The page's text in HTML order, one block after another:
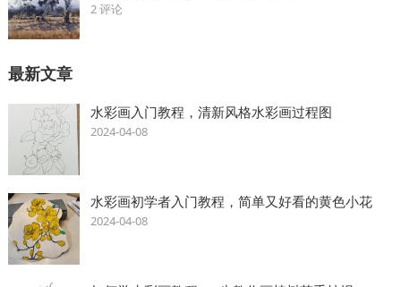
2 评论
最新文章
水彩画入门教程，清新风格水彩画过程图
2024-04-08
水彩画初学者入门教程，简单又好看的黄色小花
2024-04-08